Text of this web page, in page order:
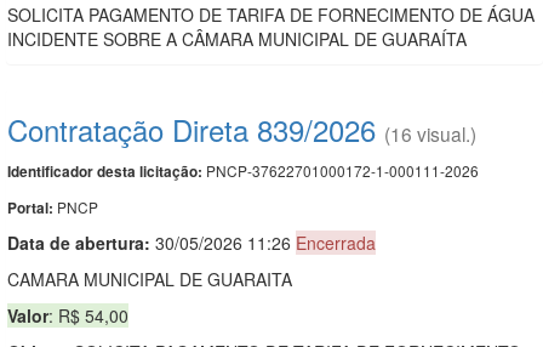
SOLICITA PAGAMENTO DE TARIFA DE FORNECIMENTO DE ÁGUA
INCIDENTE SOBRE A CÂMARA MUNICIPAL DE GUARAÍTA
Contratação Direta 839/2026 (16 visual.)
Identificador desta licitação: PNCP-37622701000172-1-000111-2026
Portal: PNCP
Data de abertura: 30/05/2026 11:26 Encerrada
CAMARA MUNICIPAL DE GUARAITA
Valor: R$ 54,00